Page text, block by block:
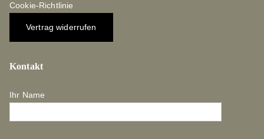
Cookie-Richtlinie
Vertrag widerrufen
Kontakt
Ihr Name